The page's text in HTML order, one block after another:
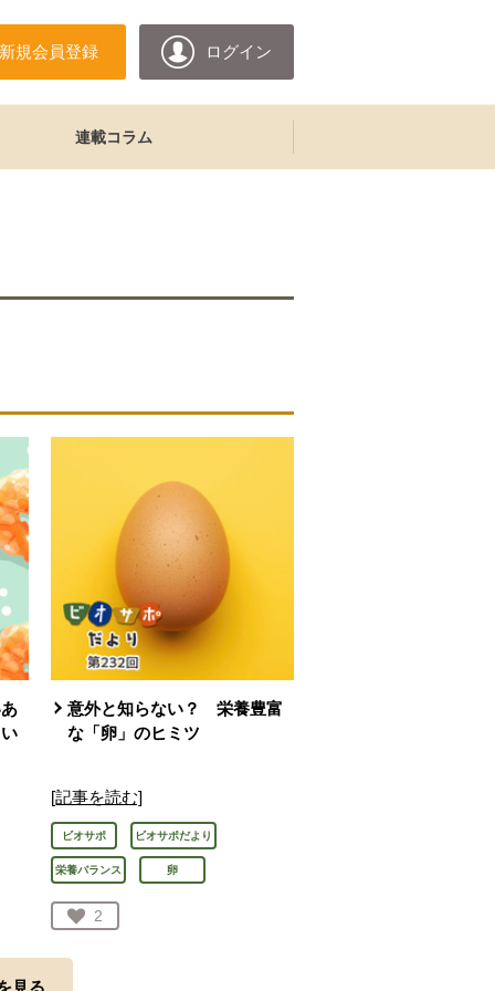
新規会員登録 ログイン
連載コラム
意外と知らない？ 栄養豊富
な「卵」のヒミツ
[記事を読む]
ビオサポ ビオサポだより
栄養バランス 卵
お気に入り登録：
2
人が登録